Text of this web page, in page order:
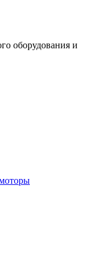
оборудования и